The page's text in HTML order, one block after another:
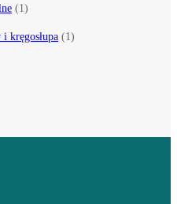
(1)
kręgosłupa (1)